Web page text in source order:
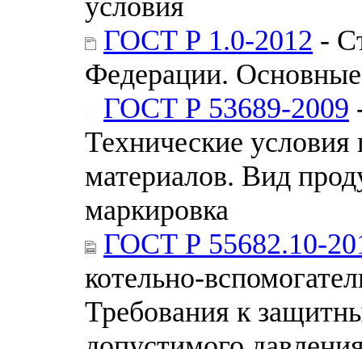
ГОСТ Р 1.0-2012 -
Федерации.
ГОСТ Р 53689-2009
Технические
материалов. Вид
маркировка
ГОСТ Р 55682.10-
котельно-
Требования к